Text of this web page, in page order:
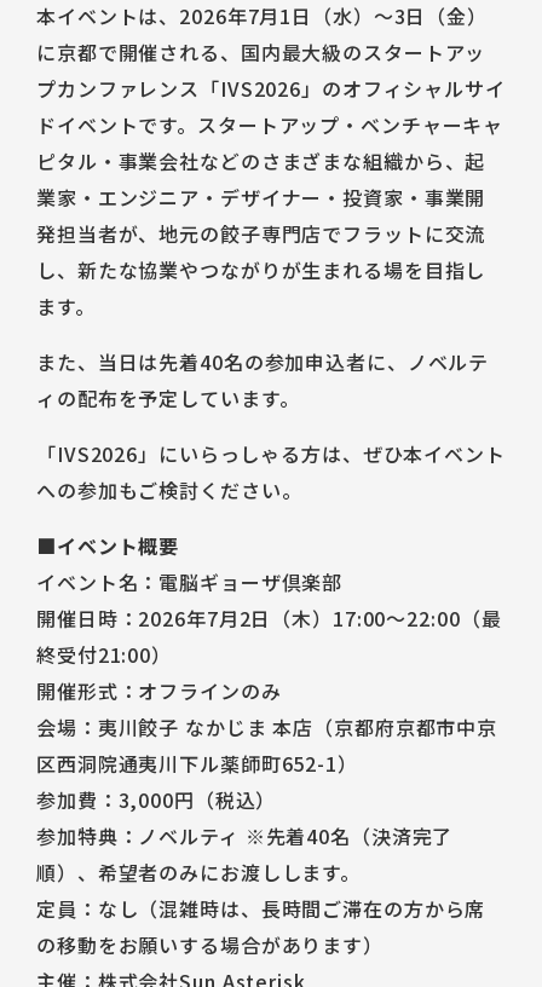
本イベントは、2026年7月1日（水）〜3日（金）
に京都で開催される、国内最大級のスタートアッ
プカンファレンス「IVS2026」のオフィシャルサイ
ドイベントです。スタートアップ・ベンチャーキャ
ピタル・事業会社などのさまざまな組織から、起
業家・エンジニア・デザイナー・投資家・事業開
発担当者が、地元の餃子専門店でフラットに交流
し、新たな協業やつながりが生まれる場を目指し
ます。
また、当日は先着40名の参加申込者に、ノベルテ
ィの配布を予定しています。
「IVS2026」にいらっしゃる方は、ぜひ本イベント
への参加もご検討ください。
■イベント概要
イベント名：電脳ギョーザ倶楽部
開催日時：2026年7月2日（木）17:00〜22:00（最
終受付21:00）
開催形式：オフラインのみ
会場：夷川餃子 なかじま 本店（京都府京都市中京
区西洞院通夷川下ル薬師町652-1）
参加費：3,000円（税込）
参加特典：ノベルティ ※先着40名（決済完了
順）、希望者のみにお渡しします。
定員：なし（混雑時は、長時間ご滞在の方から席
の移動をお願いする場合があります）